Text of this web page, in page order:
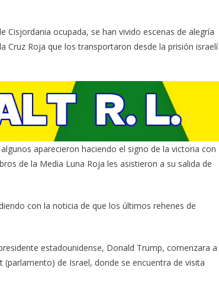
Cisjordania ocupada, se han vivido escenas de alegría
Cruz Roja que los transportaron desde la prisión israelí
aparecieron haciendo el signo de la victoria con
de la Media Luna Roja les asistieron a su salida de
con la noticia de que los últimos rehenes de
estadounidense, Donald Trump, comenzara a
de Israel, donde se encuentra de visita